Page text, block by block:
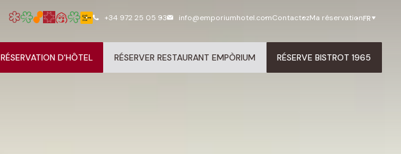
+34 972 25 05 93 info@emporiumhotel.comContactezMa réservationFR
RÉSERVATION D'HÔTEL RÉSERVER RESTAURANT EMPÒRIUM RÉSERVE BISTROT 1965